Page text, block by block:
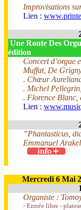
Improvisations
Lien :
Une Route Des
édition
Concert d’orgue
Muffat, De
. Chœur
. Michel
. Florence Blanc,
Lien :
”Phantasticus,
Emmanuel
Mercredi 6 Mai
Organiste :
- Entrée libre -